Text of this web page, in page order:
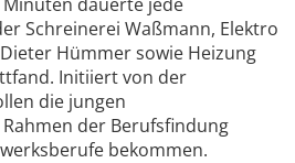
Schreinerei Waßmann, Elektro
Hümmer sowie Heizung
Initiiert von der
die jungen
der Berufsfindung
bekommen.